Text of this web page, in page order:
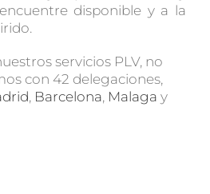
disponible y a la
servicios PLV, no
con 42 delegaciones,
, Barcelona, Malaga y